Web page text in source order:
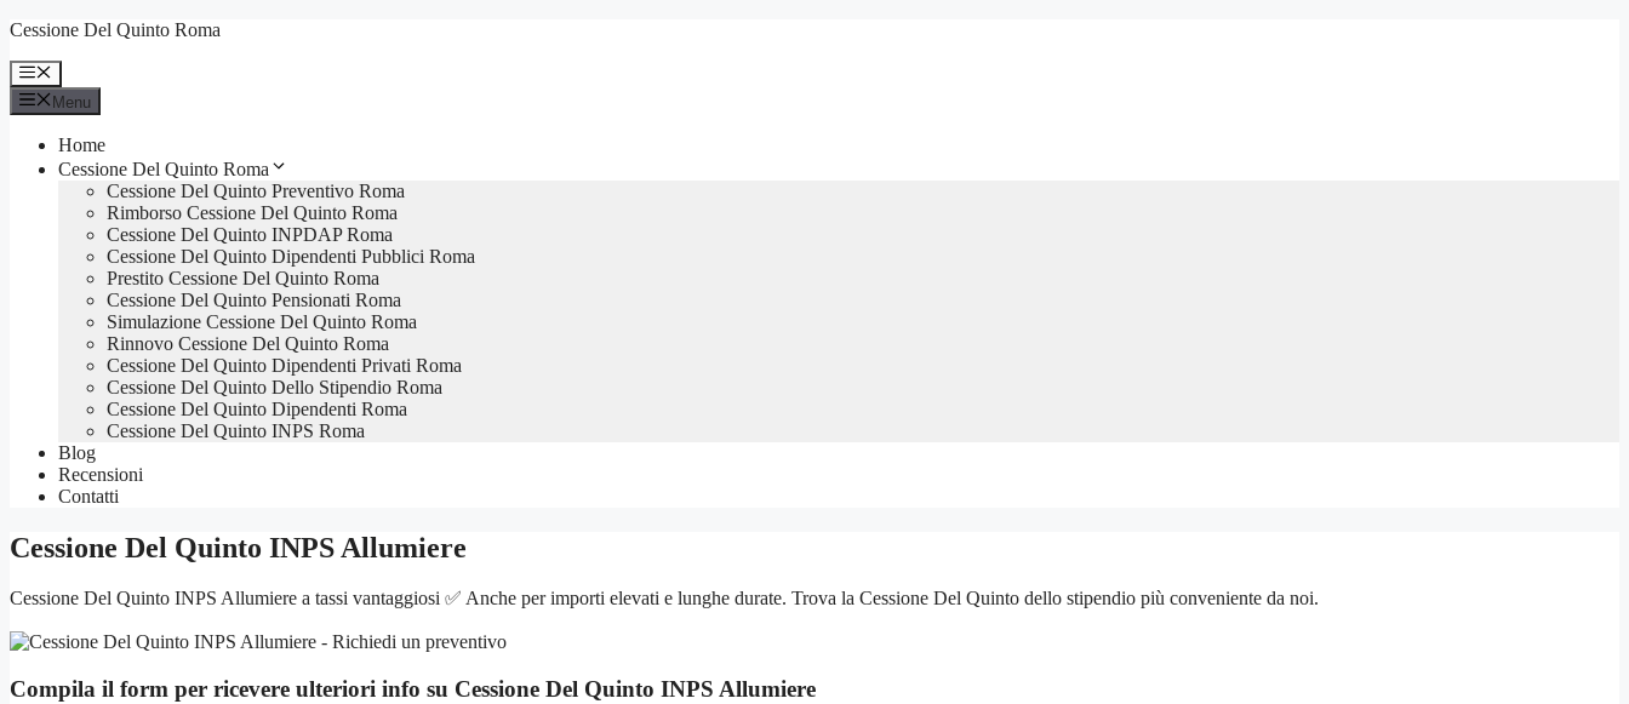
Vai
contenuto
Cessione Del Quinto Roma
Menu
Menu
Home
Cessione Del Quinto Roma
Cessione Del Quinto Preventivo Roma
Rimborso Cessione Del Quinto Roma
Cessione Del Quinto INPDAP Roma
Cessione Del Quinto Dipendenti Pubblici Roma
Prestito Cessione Del Quinto Roma
Cessione Del Quinto Pensionati Roma
Simulazione Cessione Del Quinto Roma
Rinnovo Cessione Del Quinto Roma
Cessione Del Quinto Dipendenti Privati Roma
Cessione Del Quinto Dello Stipendio Roma
Cessione Del Quinto Dipendenti Roma
Cessione Del Quinto INPS Roma
Blog
Recensioni
Contatti
Cessione Del Quinto INPS Allumiere
Cessione Del Quinto INPS Allumiere a tassi vantaggiosi ✅ Anche per importi elevati e lunghe durate. Trova la Cessione Del Quinto dello stipendio più conveniente da noi.
Compila il form per ricevere ulteriori info su Cessione Del Quinto INPS Allumiere